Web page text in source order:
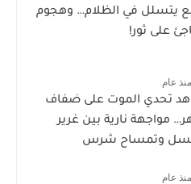
يتسلل في الظلام… وهجوم
على ثور!
منذ عام
تحدي الموت على ضفاف
مواجهة نارية بين غرير
وتمساح شرس
منذ عام